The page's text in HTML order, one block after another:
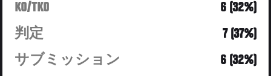
KO/TKO
6 (32%)
判定
7 (37%)
サブミッション
6 (32%)